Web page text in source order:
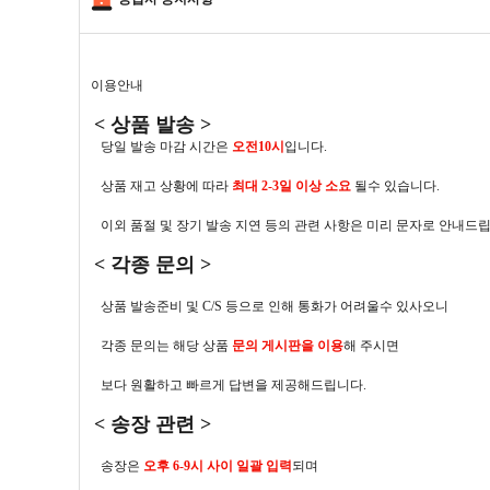
이용안내
< 상품 발송 >
당일 발송 마감 시간은 오전10시 입니다.
상품 재고 상황에 따라 최대 2-3일 이상 소요 될수 있습니다.
이외 품절 및 장기 발송 지연 등의 관련 사항은 미리 문자로 안내드
< 각종 문의 >
상품 발송준비 및 C/S 등으로 인해 통화가 어려울수 있사오니
각종 문의는 해당 상품 문의 게시판을 이용해 주시면
보다 원활하고 빠르게 답변을 제공해드립니다.
< 송장 관련 >
송장은 오후 6-9시 사이 일괄 입력 되며